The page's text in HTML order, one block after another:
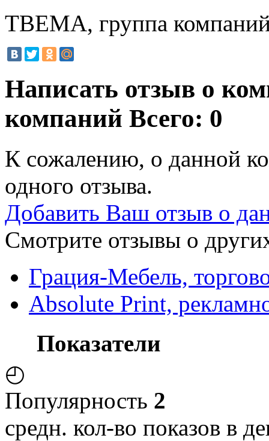
ТВЕМА, группа
Написать отзыв о
компаний Всего: 0
К сожалению, о данной
одного отзыва.
Добавить Ваш отзыв о
Смотрите отзывы о
Грация-Мебель,
Absolute Print,
Показатели
◴
Популярность 2
средн. кол-во показов в